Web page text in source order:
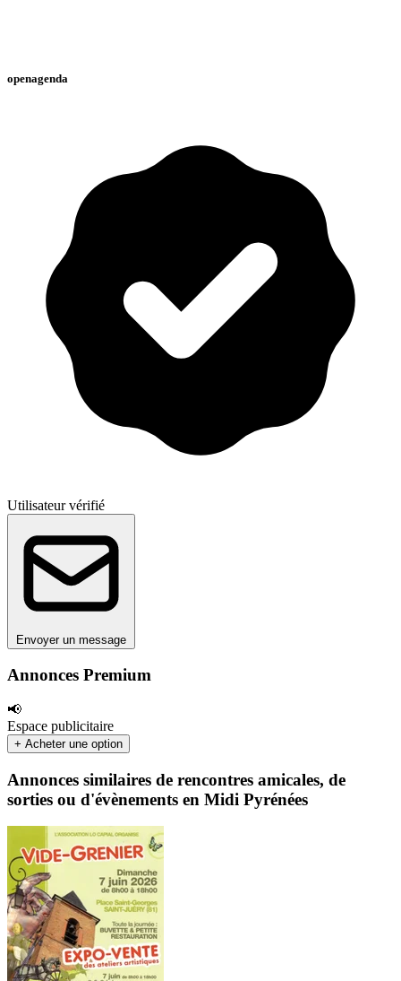
Annonces Premium
📢
Espace publicitaire
+ Acheter une option
openagenda
Utilisateur vérifié
Envoyer un message
Annonces similaires de rencontres amicales, de
sorties ou d'évènements en Midi Pyrénées